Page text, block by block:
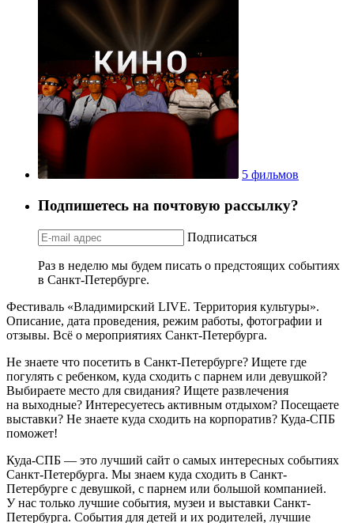
5 фильмов
Подпишетесь на почтовую рассылку?
Подписаться
Раз в неделю мы будем писать о предстоящих событиях
в Санкт-Петербурге.
Фестиваль «Владимирский LIVE. Территория культуры».
Описание, дата проведения, режим работы, фотографии и
отзывы. Всё о мероприятиях Санкт-Петербурга.
Не знаете что посетить в Санкт-Петербурге? Ищете где
погулять с ребенком, куда сходить с парнем или девушкой?
Выбираете место для свидания? Ищете развлечения
на выходные? Интересуетесь активным отдыхом? Посещаете
выставки? Не знаете куда сходить на корпоратив? Куда-СПБ
поможет!
Куда-СПБ — это лучший сайт о самых интересных событиях
Санкт-Петербурга. Мы знаем куда сходить в Санкт-
Петербурге с девушкой, с парнем или большой компанией.
У нас только лучшие события, музеи и выставки Санкт-
Петербурга. События для детей и их родителей, лучшие